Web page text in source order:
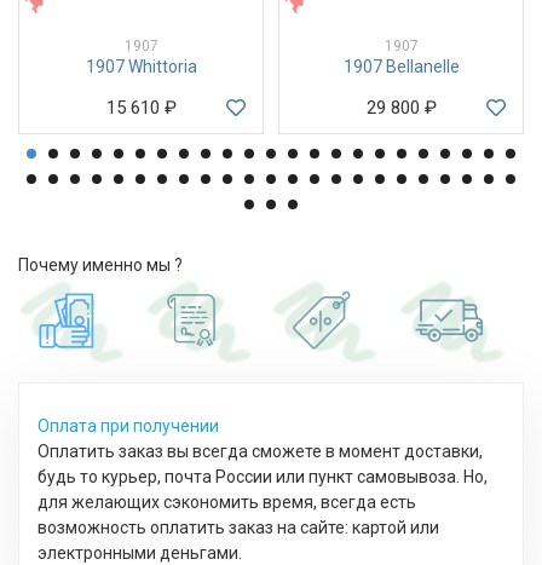
1907
1907 Whittoria
15 610 ₽
1907
1907 Bellanelle
29 800 ₽
Почему именно мы ?
Оплата при получении
Оплатить заказ вы всегда сможете в момент доставки,
будь то курьер, почта России или пункт самовывоза. Но,
для желающих сэкономить время, всегда есть
возможность оплатить заказ на сайте: картой или
электронными деньгами.